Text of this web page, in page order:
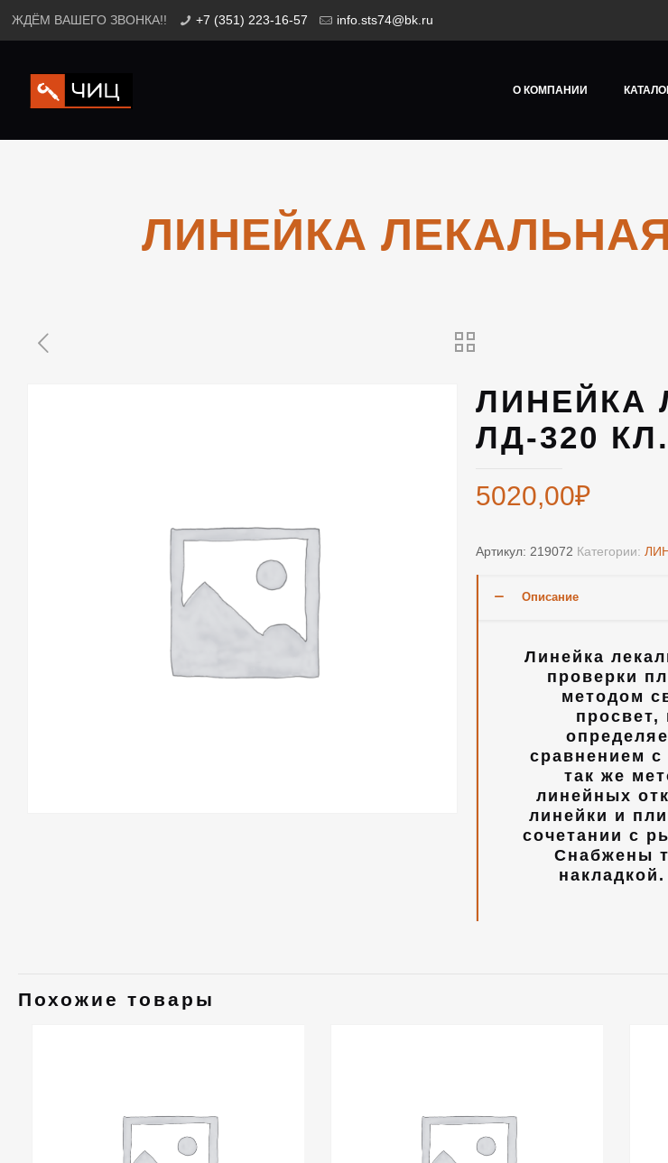
ЖДЁМ ВАШЕГО ЗВОНКА!! +7 (351) 223-16-57 info.sts74@bk.ru
О КОМПАНИИ
ЛИНЕЙКА
ЛИНЕЙКА
ЛД-320
5020,00₽
Артикул: 219072 Категории:
Описание
Линейка
проверки
методом
просвет,
сравнением с
так же
линейных
линейки и
сочетании с
Снабжены
Похожие товары